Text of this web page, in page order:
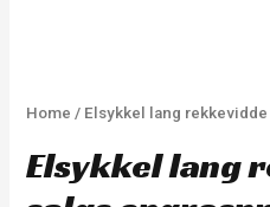
Home / Elsykkel lang
Elsykkel lang